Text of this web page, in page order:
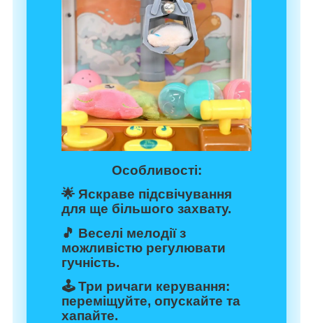
Особливості:
🌟 Яскраве підсвічування
для ще більшого захвату.
🎵 Веселі мелодії з
можливістю регулювати
гучність.
🕹️ Три ричаги керування:
переміщуйте, опускайте та
хапайте.